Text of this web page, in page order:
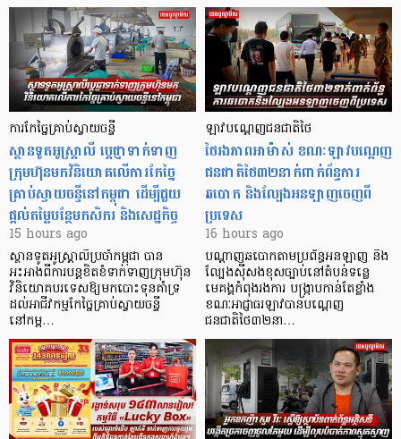
ការកែច្នៃគ្រាប់ស្វាយចន្ទី
ស្ថានទូតអូស្ត្រាលី ប្តេជ្ញាទាក់ទាញ
ក្រុមហ៊ុនមក​វិនិយោគលើការកែច្នៃ
គ្រាប់ស្វាយចន្ទីនៅកម្ពុជា ដើម្បីជួយ
ផ្តល់តម្លៃបន្ថែមកសិករ និងសេដ្ឋកិច្ច
15 hours ago
ស្ថានទូតអូស្ត្រាលីប្រចាំកម្ពុជា បាន
អះអាងពីការបន្តខិតខំទាក់ទាញក្រុមហ៊ុន
វិនិយោគបរទេសឱ្យមកបោះទុនគាំទ្រ
ដល់អាជីវកម្មកែច្នៃគ្រាប់ស្វាយចន្ទី
នៅកម្ព…
ឡាវបណ្តេញជនជាតិថៃ
ថៃរងភាពអាម៉ាស់ ខណៈឡាវបណ្តេញ
ជនជាតិថៃ៣២នាក់ពាក់ព័ន្ធការ
ឆបោក និងល្បែងអនឡាញចេញពី
ប្រទេស
16 hours ago
បណ្តាញឆបោកតាមប្រព័ន្ធអនឡាញ និង
ល្បែងស៊ីសងខុសច្បាប់នៅតំបន់ទន្លេ
មេគង្គកំពុងរងការ បង្ក្រាប​កាន់តែខ្លាំង
ខណៈអាជ្ញាធរឡាវបានបណ្តេញ
ជនជាតិថៃ៣២នា…